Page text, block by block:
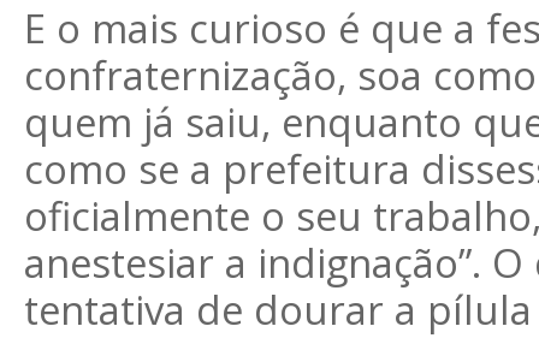
E o mais curioso é que a
confraternização, soa
quem já saiu, enquanto
como se a prefeitura
oficialmente o seu
anestesiar a indignação”.
tentativa de dourar a